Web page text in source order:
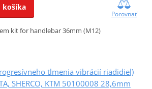
košíka
Porovnať
kit for handlebar 36mm (M12)
tlmenia vibrácií riadidiel)
SHERCO, KTM 50100008 28,6mm